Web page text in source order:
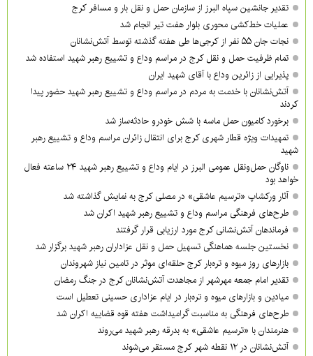
تقدیر جانشین سپاه البرز از سازمان حمل و نقل بار و مسافر کرج
عملیات خط‌کشی محوری بلوار هفت تیر انجام شد
نجات جان ۵۵ نفر از کرجی‌ها طی هفته گذشته توسط آتش‌نشانان
تمام ظرفیت حمل و نقل کرج در مراسم وداع و تشییع رهبر شهید استفاده شد
پذیرایی از زائرین وداع با آقای شهید ایران
آتش‌نشانان با خدمت به مردم در مراسم وداع و تشییع رهبر شهید حضور پیدا
کردند
برخورد کامیون حمل ماسه با شش خودرو حادثه‌ساز شد
تمهیدات ویژه قطار شهری کرج برای انتقال زائران مراسم وداع و تشییع رهبر
شهید
ناوگان حمل‌ونقل عمومی البرز در ایام وداع و تشییع رهبر شهید ۲۴ ساعته فعال
خواهد بود
آثار ورکشاپ «ترسیم عاشقی» در مصلی کرج به نمایش گذاشته شد
طرح‌های فرهنگی مراسم وداع و تشییع رهبر شهید اکران شد
فرماندهان آتش‌نشانی کرج مورد ارزیابی قرار گرفتند
نخستین جلسه هماهنگی تسهیل حمل و نقل عزاداران رهبر شهید برگزار شد
بازارهای روز میوه و تره‌بار کرج حلقه‌ای موثر در تامین نیاز شهروندان
تقدیر امام جمعه مهرشهر از مجاهدت آتش‌نشانان کرج در جنگ رمضان
میادین و بازارهای میوه و تره‌بار در ایام عزاداری حسینی تعطیل است
طرح‌های فرهنگی به مناسبت گرامیداشت هفته قوه قضاییه اکران شد
هنرمندان با «ترسیم عاشقی» به بدرقه رهبر شهید می‌روند
آتش‌نشانان در ۱۲ نقطه شهر کرج مستقر می‌شوند